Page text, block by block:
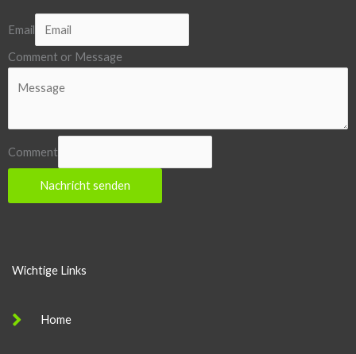
Email
Comment or Message
Comment
Nachricht senden
Wichtige Links
Home